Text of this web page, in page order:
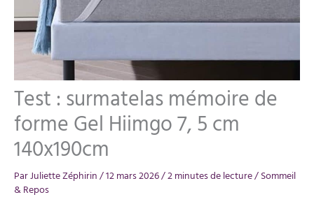
Test : surmatelas mémoire de
forme Gel Hiimgo 7, 5 cm
140x190cm
ParJuliette Zéphirin/12 mars 2026/2 minutes de lecture/Sommeil
& Repos